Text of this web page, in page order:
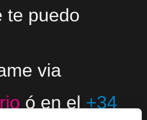
te puedo
via
ó en el +34